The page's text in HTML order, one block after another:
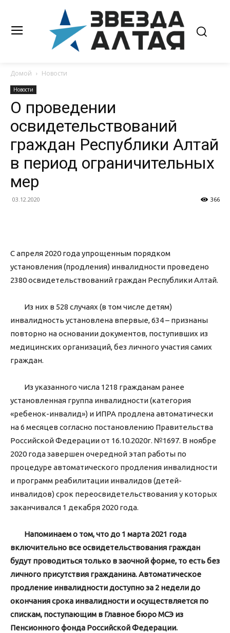
Домой Новости
Новости
О проведении
освидетельствований
граждан Республики Алтай
в период ограничительных
мер
03.12.2020 366
С апреля 2020 года упрощенным порядком
установления (продления) инвалидности проведено
2380 освидетельствований граждан Республики Алтай.
Из них в 528 случаях (в том числе детям)
инвалидность установлена впервые, 634 – признаны
повторно на основании документов, поступивших из
медицинских организаций, без личного участия самих
граждан.
Из указанного числа 1218 гражданам ранее
установленная группа инвалидности (категория
«ребенок-инвалид») и ИПРА продлена автоматически
на 6 месяцев согласно постановлению Правительства
Российской Федерации от 16.10.2020г. №1697. В ноябре
2020 года завершен очередной этап работы по
процедуре автоматического продления инвалидности
и программ реабилитации инвалидов (детей-
инвалидов) срок переосвидетельствования у которых
заканчивался 1 декабря 2020 года.
Напоминаем о том, что до 1 марта 2021 года
включительно все освидетельствования граждан
будут проводиться только в заочной форме, то есть без
личного присутствия гражданина. Автоматическое
продление инвалидности доступно за 2 недели до
окончания срока инвалидности и осуществляется по
спискам, поступающим в Главное бюро МСЭ из
Пенсионного фонда Российской Федерации.